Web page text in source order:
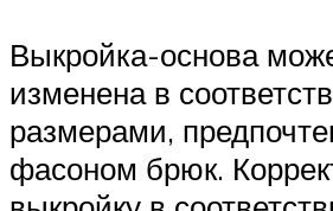
Выкройка-основа
изменена в
размерами,
фасоном брюк.